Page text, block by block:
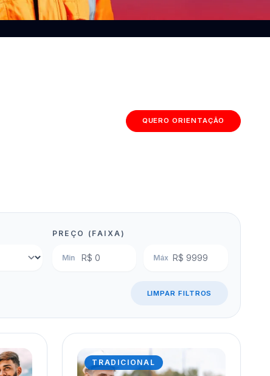
QUERO ORIENTAÇÃO
PREÇO (FAIXA)
Min Máx
LIMPAR FILTROS
TRADICIONAL